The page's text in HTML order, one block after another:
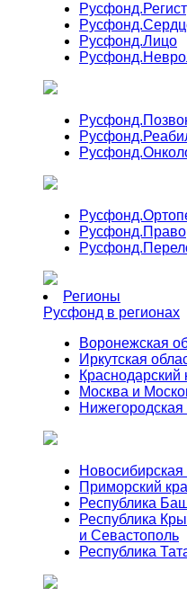
Русфонд.
Русфонд.
Русфонд.Лицо
Русфонд.
Русфонд.
Русфонд.
Русфонд.
Русфонд.
Русфонд.Право
Русфонд.
Регионы
Русфонд в регионах
Воронежская
Иркутская
Краснодарский
Москва и
Нижегородская
Новосибирская
Приморский
Республика
Республика
и Севастополь
Республика